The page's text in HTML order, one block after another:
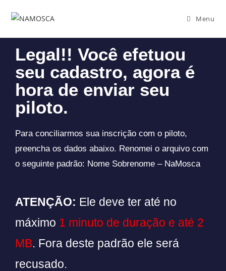
Menu
Legal!! Você efetuou
seu cadastro, agora é
hora de enviar seu
piloto.
Para conciliarmos sua inscrição com o piloto,
preencha os dados abaixo. Renomei o arquivo com
o seguinte padrão: Nome Sobrenome – NaMosca
ATENÇÃO: Ele deve ter até no
máximo 1 minuto de duração e até 2
MB. Fora deste padrão ele será
recusado.